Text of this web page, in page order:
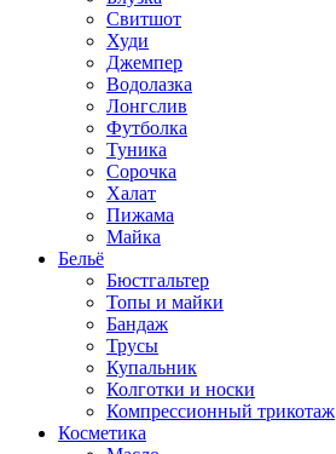
Свитшот
Худи
Джемпер
Водолазка
Лонгслив
Футболка
Туника
Сорочка
Халат
Пижама
Майка
Бельё
Бюстгальтер
Топы и майки
Бандаж
Трусы
Купальник
Колготки и носки
Компрессионный трикотаж
Косметика